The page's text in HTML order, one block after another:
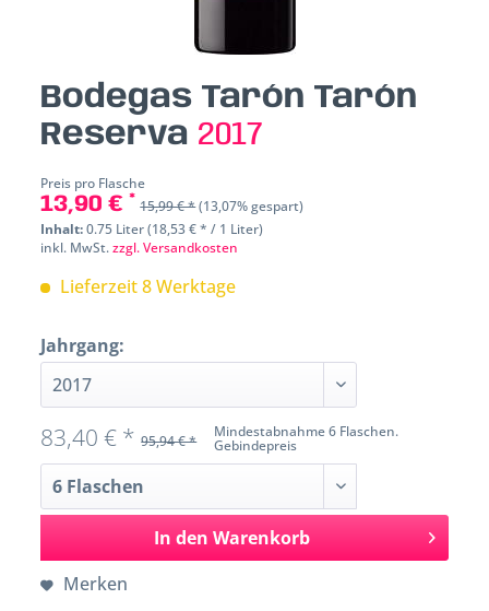
Bodegas Tarón Tarón
Reserva 2017
Preis pro Flasche
13,90 € * 15,99 € *(13,07% gespart)
Inhalt:0.75 Liter (18,53 € * / 1 Liter)
inkl. MwSt.zzgl. Versandkosten
Lieferzeit 8 Werktage
Jahrgang:
Mindestabnahme 6 Flaschen.
Gebindepreis
83,40 € * 95,94 € *
In den Warenkorb
Merken